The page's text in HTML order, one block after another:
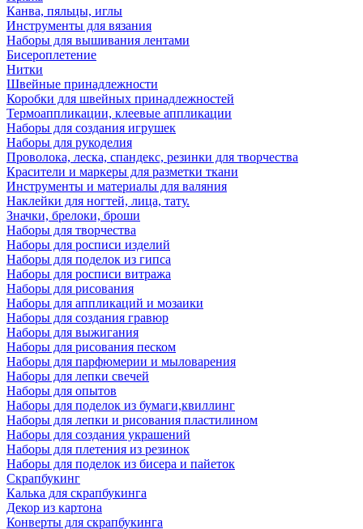
Канва, пяльцы, иглы
Инструменты для вязания
Наборы для вышивания лентами
Бисероплетение
Нитки
Швейные принадлежности
Коробки для швейных принадлежностей
Термоаппликации, клеевые аппликации
Наборы для создания игрушек
Наборы для рукоделия
Проволока, леска, спандекс, резинки для творчества
Красители и маркеры для разметки ткани
Инструменты и материалы для валяния
Наклейки для ногтей, лица, тату.
Значки, брелоки, броши
Наборы для творчества
Наборы для росписи изделий
Наборы для поделок из гипса
Наборы для росписи витража
Наборы для рисования
Наборы для аппликаций и мозаики
Наборы для создания гравюр
Наборы для выжигания
Наборы для рисования песком
Наборы для парфюмерии и мыловарения
Наборы для лепки свечей
Наборы для опытов
Наборы для поделок из бумаги,квиллинг
Наборы для лепки и рисования пластилином
Наборы для создания украшений
Наборы для плетения из резинок
Наборы для поделок из бисера и пайеток
Скрапбукинг
Калька для скрапбукинга
Декор из картона
Конверты для скрапбукинга